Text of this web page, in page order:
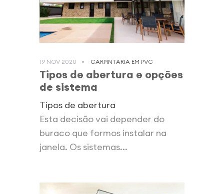
19 NOV 2020 CARPINTARIA EM PVC
Tipos de abertura e opções
de sistema
Tipos de abertura
Esta decisão vai depender do
buraco que formos instalar na
janela. Os sistemas...